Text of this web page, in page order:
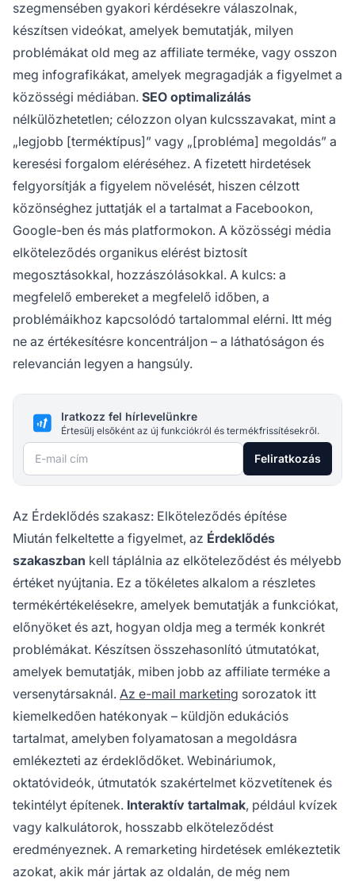
szegmensében gyakori kérdésekre válaszolnak,
készítsen videókat, amelyek bemutatják, milyen
problémákat old meg az affiliate terméke, vagy osszon
meg infografikákat, amelyek megragadják a figyelmet a
közösségi médiában. SEO optimalizálás
nélkülözhetetlen; célozzon olyan kulcsszavakat, mint a
„legjobb [terméktípus]” vagy „[probléma] megoldás” a
keresési forgalom eléréséhez. A fizetett hirdetések
felgyorsítják a figyelem növelését, hiszen célzott
közönséghez juttatják el a tartalmat a Facebookon,
Google-ben és más platformokon. A közösségi média
elköteleződés organikus elérést biztosít
megosztásokkal, hozzászólásokkal. A kulcs: a
megfelelő embereket a megfelelő időben, a
problémáikhoz kapcsolódó tartalommal elérni. Itt még
ne az értékesítésre koncentráljon – a láthatóságon és
relevancián legyen a hangsúly.
Iratkozz fel hírlevelünkre
Értesülj elsőként az új funkciókról és termékfrissítésekről.
E-mail cím Feliratkozás
Az Érdeklődés szakasz: Elköteleződés építése
Miután felkeltette a figyelmet, az Érdeklődés
szakaszban kell táplálnia az elköteleződést és mélyebb
értéket nyújtania. Ez a tökéletes alkalom a részletes
termékértékelésekre, amelyek bemutatják a funkciókat,
előnyöket és azt, hogyan oldja meg a termék konkrét
problémákat. Készítsen összehasonlító útmutatókat,
amelyek bemutatják, miben jobb az affiliate terméke a
versenytársaknál. Az e-mail marketing sorozatok itt
kiemelkedően hatékonyak – küldjön edukációs
tartalmat, amelyben folyamatosan a megoldásra
emlékezteti az érdeklődőket. Webináriumok,
oktatóvideók, útmutatók szakértelmet közvetítenek és
tekintélyt építenek. Interaktív tartalmak, például kvízek
vagy kalkulátorok, hosszabb elköteleződést
eredményeznek. A remarketing hirdetések emlékeztetik
azokat, akik már jártak az oldalán, de még nem